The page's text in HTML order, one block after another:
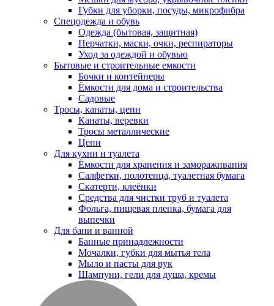
Губки для уборки, посуды, микрофибра
Спецодежда и обувь
Одежда (бытовая, защитная)
Перчатки, маски, очки, респираторы
Уход за одеждой и обувью
Бытовые и строительные емкости
Бочки и контейнеры
Ёмкости для дома и строительства
Садовые
Тросы, канаты, цепи
Канаты, веревки
Тросы металлические
Цепи
Для кухни и туалета
Ёмкости для хранения и замораживания
Салфетки, полотенца, туалетная бумага
Скатерти, клеёнки
Средства для чистки труб и туалета
Фольга, пищевая пленка, бумага для
выпечки
Для бани и ванной
Банные принадлежности
Мочалки, губки для мытья тела
Мыло и пасты для рук
Шампуни, гели для душа, кремы